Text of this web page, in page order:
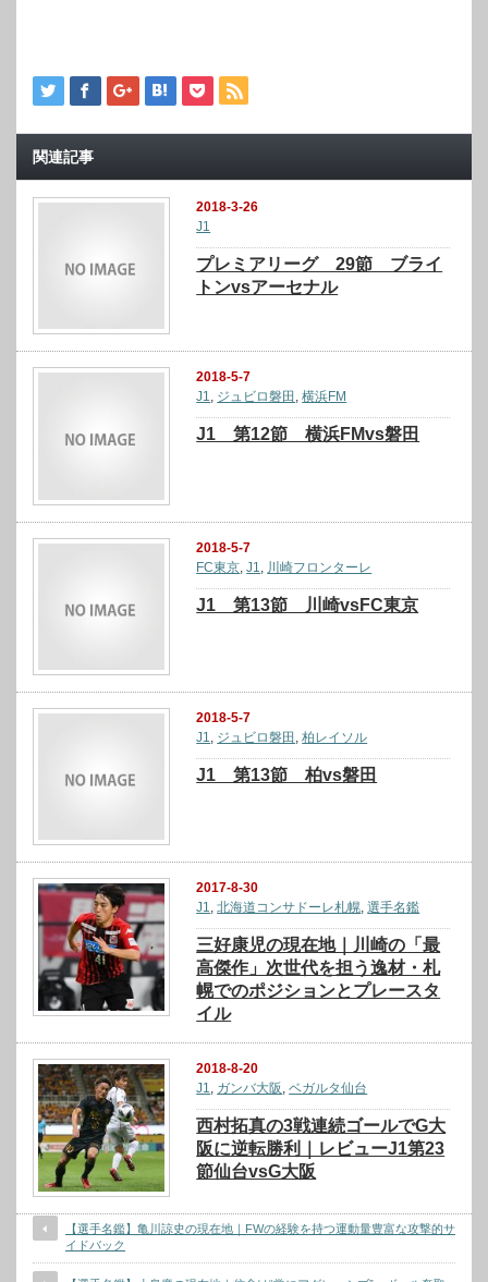
関連記事
2018-3-26
J1
プレミアリーグ 29節 ブライ
トンvsアーセナル
2018-5-7
J1, ジュビロ磐田 ,横浜FM
J1 第12節 横浜FMvs磐田
2018-5-7
FC東京 ,J1 川崎フロンターレ
J1 第13節 川崎vsFC東京
2018-5-7
J1, ジュビロ磐田 ,柏レイソル
J1 第13節 柏vs磐田
2017-8-30
J1,北海道コンサドーレ札幌,選手名鑑
三好康児の現在地｜川崎の「最
高傑作」次世代を担う逸材・札
幌でのポジションとプレースタ
イル
2018-8-20
J1, ガンバ大阪 ,ベガルタ仙台
西村拓真の3戦連続ゴールでG大
阪に逆転勝利｜レビューJ1第23
節仙台vsG大阪
【選手名鑑】亀川諒史の現在地｜FWの経験を持つ運動量豊富な攻撃的サ
イドバック